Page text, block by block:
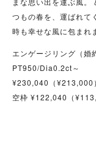
つもの春を、運ばれて
時も幸せな風に包まれ
エンゲージリング（婚
PT950/Dia0.2ct～
¥230,040（¥213,000
空枠 ¥122,040（